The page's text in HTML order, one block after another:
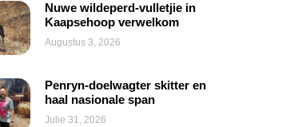
Nuwe wildeperd-vulletjie in
Kaapsehoop verwelkom
Augustus 3, 2026
Penryn-doelwagter skitter en
haal nasionale span
Julie 31, 2026